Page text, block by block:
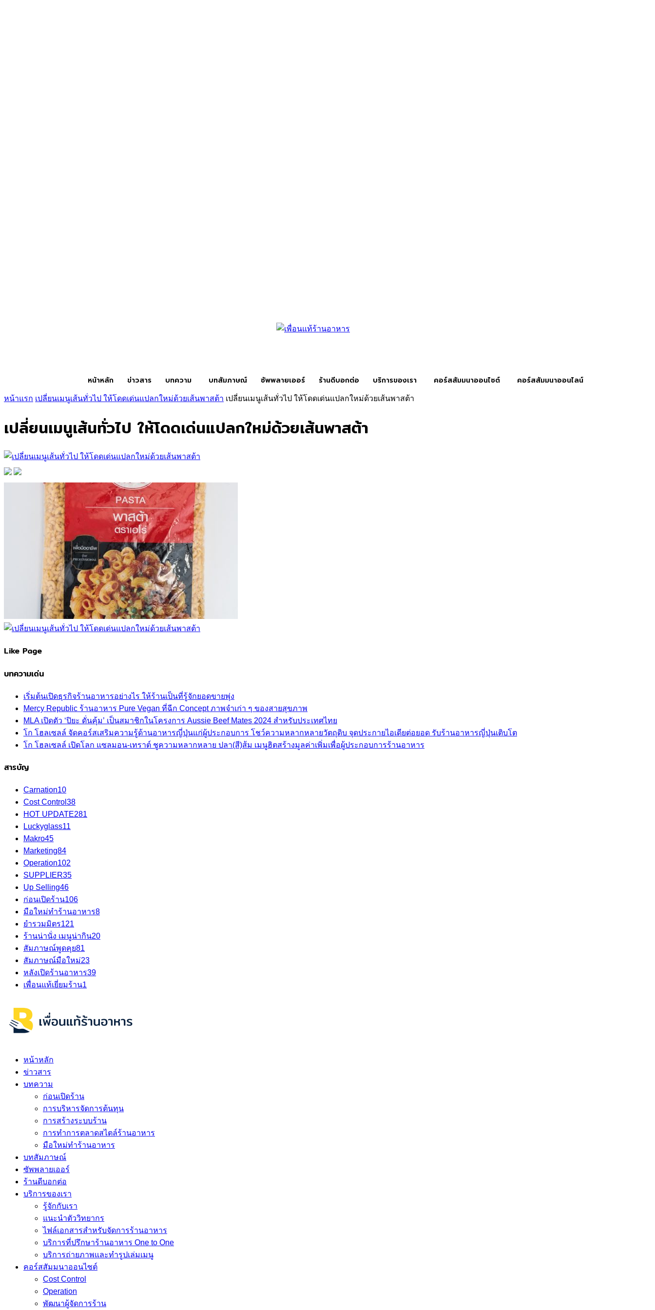
หน้าหลัก ข่าวสาร บทความ บทสัมภาษณ์ ซัพพลายเออร์ ร้านดีบอกต่อ บริการของเรา คอร์สสัมมนาออนไซต์ คอร์สสัมมนาออนไลน์
หน้าแรก เปลี่ยนเมนูเส้นทั่วไป ให้โดดเด่นแปลกใหม่ด้วยเส้นพาสต้า เปลี่ยนเมนูเส้นทั่วไป ให้โดดเด่นแปลกใหม่ด้วยเส้นพาสต้า
เปลี่ยนเมนูเส้นทั่วไป ให้โดดเด่นแปลกใหม่ด้วยเส้นพาสต้า
Like Page
บทความเด่น
เริ่มต้นเปิดธุรกิจร้านอาหารอย่างไร ให้ร้านเป็นที่รู้จักยอดขายพุ่ง
Mercy Republic ร้านอาหาร Pure Vegan ที่ฉีก Concept ภาพจำเก่า ๆ ของสายสุขภาพ
MLA เปิดตัว ‘ปิยะ ดั่นคุ้ม’ เป็นสมาชิกในโครงการ Aussie Beef Mates 2024 สำหรับประเทศไทย
โก โฮลเซลล์ จัดคอร์สเสริมความรู้ด้านอาหารญี่ปุ่นแก่ผู้ประกอบการ โชว์ความหลากหลายวัตถุดิบ จุดประกายไอเดียต่อยอด รับร้านอาหารญี่ปุ่นเติบโต
โก โฮลเซลล์ เปิดโลก แซลมอน-เทราต์ ชูความหลากหลาย ปลา(สี)ส้ม เมนูฮิตสร้างมูลค่าเพิ่มเพื่อผู้ประกอบการร้านอาหาร
สารบัญ
Carnation10
Cost Control 38
HOT UPDATE281
Luckyglass11
Makro45
Marketing84
Operation102
SUPPLIER35
Up Selling46
ก่อนเปิดร้าน106
มือใหม่ทำร้านอาหาร8
ยำรวมมิตร121
ร้านน่านั่ง เมนูน่ากิน20
สัมภาษณ์พูดคุย81
สัมภาษณ์มือใหม่23
หลังเปิดร้านอาหาร39
เพื่อนแท้เยี่ยมร้าน1
หน้าหลัก
ข่าวสาร
บทความ
ก่อนเปิดร้าน
การบริหารจัดการต้นทุน
การสร้างระบบร้าน
การทำการตลาดสไตล์ร้านอาหาร
มือใหม่ทำร้านอาหาร
บทสัมภาษณ์
ซัพพลายเออร์
ร้านดีบอกต่อ
บริการของเรา
รู้จักกับเรา
แนะนำตัววิทยากร
ไฟล์เอกสารสำหรับจัดการร้านอาหาร
บริการที่ปรึกษาร้านอาหาร One to One
บริการถ่ายภาพและทำรูปเล่มเมนู
คอร์สสัมมนาออนไซต์
Cost Control
Operation
พัฒนาผู้จัดการร้าน